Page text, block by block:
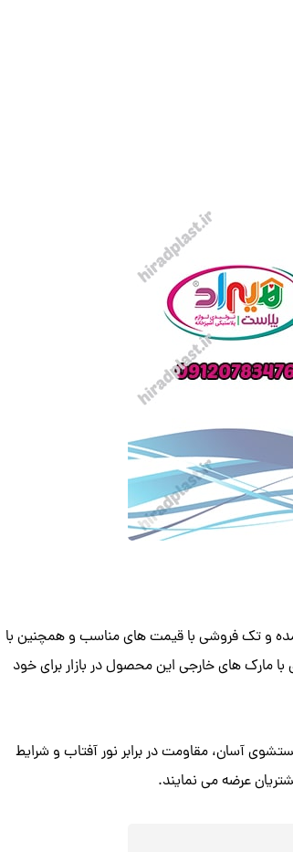
و تک فروشی با قیمت های مناسب و همچنین با
با مارک های خارجی این محصول در بازار برای خود
آسان، مقاومت در برابر نور آفتاب و شرایط
عرضه می نمایند.